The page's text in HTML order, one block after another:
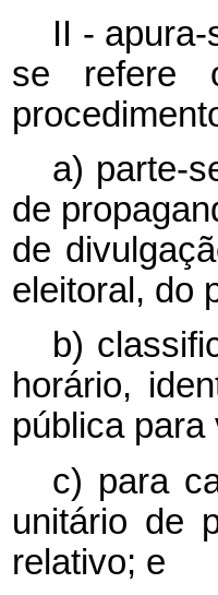
II -
se refere
a) parte-
de
de
eleitoral, do
b)
horário,
pública
c) para
unitário de
relativo; e